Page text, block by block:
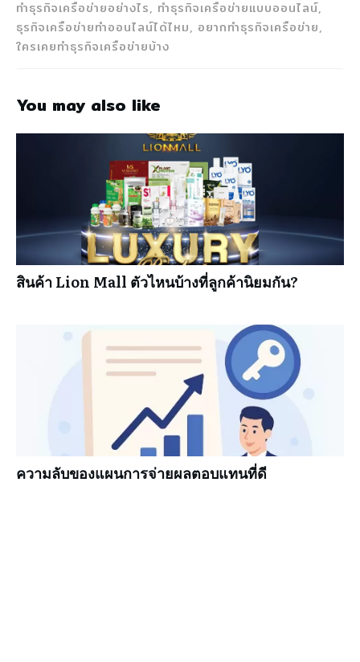
ทำธุรกิจเครือข่ายอย่างไร, ทำธุรกิจเครือข่ายแบบออนไลน์,
ธุรกิจเครือข่ายทำออนไลน์ได้ไหม, อยากทำธุรกิจเครือข่าย,
ใครเคยทำธุรกิจเครือข่ายบ้าง
You may also like
สินค้า Lion Mall ตัวไหนบ้างที่ลูกค้านิยมกัน?
ความลับของแผนการจ่ายผลตอบแทนที่ดี